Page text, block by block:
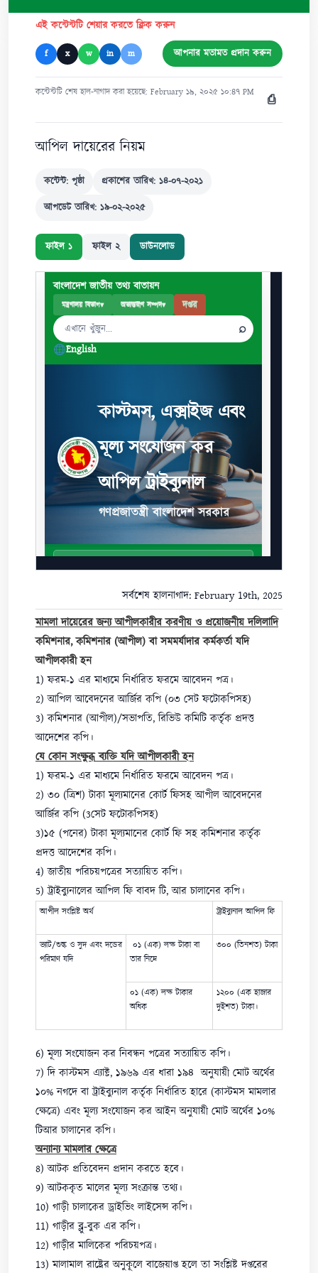
এই কন্টেন্টটি শেয়ার করতে ক্লিক করুন
f x w in m আপনার মতামত প্রদান করুন
কন্টেন্টটি শেষ হাল-নাগাদ করা হয়েছে: February ১৯, ২০২৫ ১০:৪৭ PM ⎙
আপিল দায়েরের নিয়ম
কন্টেন্ট: পৃষ্ঠা প্রকাশের তারিখ: ১৪-০৭-২০২১
আপডেট তারিখ: ১৯-০২-২০২৫
ফাইল ১ ফাইল ২ ডাউনলোড
সর্বশেষ হালনাগাদ: February 19th, 2025
মামলা দায়েরের জন্য আপীলকারীর করণীয় ও প্রয়োজনীয় দলিলাদি
কমিশনার, কমিশনার (আপীল) বা সমমর্যাদার কর্মকর্তা যদি
আপীলকারী হন
1) ফরম-১ এর মাধ্যমে নির্ধারিত ফরমে আবেদন পত্র।
2) আপিল আবেদনের আর্জির কপি (০৩ সেট ফটোকপিসহ)
3) কমিশনার (আপীল)/সভাপতি, রিভিউ কমিটি কর্তৃক প্রদত্ত
আদেশের কপি।
যে কোন সংক্ষুব্ধ ব্যক্তি যদি আপীলকারী হন
1) ফরম-১ এর মাধ্যমে নির্ধারিত ফরমে আবেদন পত্র।
2) ৩০ (ত্রিশ) টাকা মূল্যমানের কোর্ট ফিসহ আপীল আবেদনের
আর্জির কপি (3সেট ফটোকপিসহ)
3)১৫ (পনের) টাকা মূল্যমানের কোর্ট ফি সহ কমিশনার কর্তৃক
প্রদত্ত আদেশের কপি।
4) জাতীয় পরিচয়পত্রের সত্যায়িত কপি।
5) ট্রাইব্যুনালের আপিল ফি বাবদ টি, আর চালানের কপি।
আপীল সংশ্লিষ্ট অর্থ ট্রাইব্যুনাল আপিল ফি
ভ্যাট/শুল্ক ও সুদ এবং দন্ডের
পরিমাণ যদি
০১ (এক) লক্ষ টাকা বা
তার নিম্নে
৩০০ (তিনশত) টাকা
০১ (এক) লক্ষ টাকার
অধিক
১২০০ (এক হাজার
দুইশত) টাকা।
6) মূল্য সংযোজন কর নিবন্ধন পত্রের সত্যায়িত কপি।
7) দি কাস্টমস এ্যাক্ট, ১৯৬৯ এর ধারা ১৯৪ অনুযায়ী মোট অর্থের
১০% নগদে বা ট্রাইব্যুনাল কর্তৃক নির্ধারিত হারে (কাস্টমস মামলার
ক্ষেত্রে) এবং মূল্য সংযোজন কর আইন অনুযায়ী মোট অর্থের ১০%
টিআর চালানের কপি।
অন্যান্য মামলার ক্ষেত্রে
8) আটক প্রতিবেদন প্রদান করতে হবে।
9) আটককৃত মালের মূল্য সংক্রান্ত তথ্য।
10) গাড়ী চালাকের ড্রাইভিং লাইসেন্স কপি।
11) গাড়ীর ব্লু-বুক এর কপি।
12) গাড়ীর মালিকের পরিচয়পত্র।
13) মালামাল রাষ্ট্রের অনুকূলে বাজেয়াপ্ত হলে তা সংশ্লিষ্ট দপ্তরের